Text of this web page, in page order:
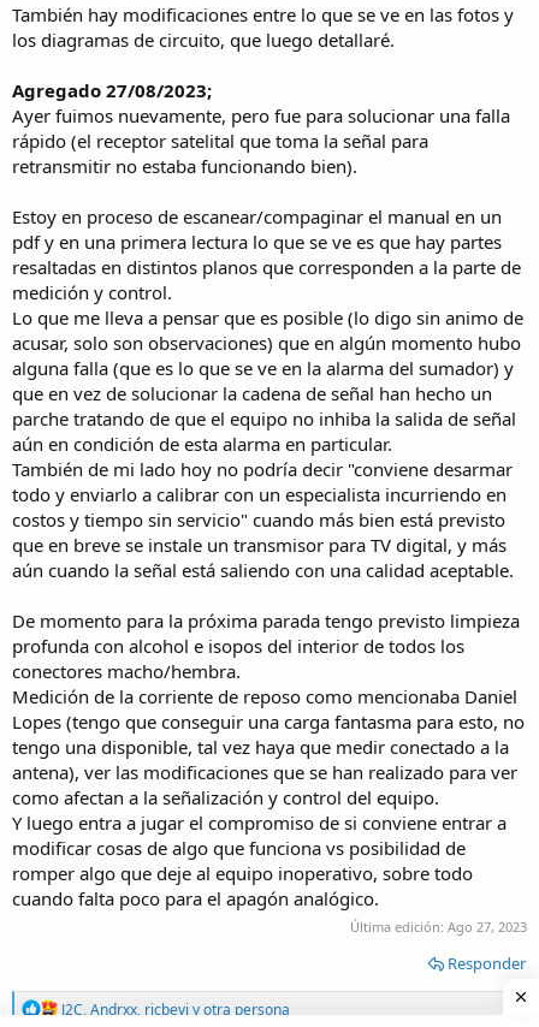
También hay modificaciones entre lo que se ve en las fotos y
los diagramas de circuito, que luego detallaré.
Agregado 27/08/2023;
Ayer fuimos nuevamente, pero fue para solucionar una falla
rápido (el receptor satelital que toma la señal para
retransmitir no estaba funcionando bien).
Estoy en proceso de escanear/compaginar el manual en un
pdf y en una primera lectura lo que se ve es que hay partes
resaltadas en distintos planos que corresponden a la parte de
medición y control.
Lo que me lleva a pensar que es posible (lo digo sin animo de
acusar, solo son observaciones) que en algún momento hubo
alguna falla (que es lo que se ve en la alarma del sumador) y
que en vez de solucionar la cadena de señal han hecho un
parche tratando de que el equipo no inhiba la salida de señal
aún en condición de esta alarma en particular.
También de mi lado hoy no podría decir "conviene desarmar
todo y enviarlo a calibrar con un especialista incurriendo en
costos y tiempo sin servicio" cuando más bien está previsto
que en breve se instale un transmisor para TV digital, y más
aún cuando la señal está saliendo con una calidad aceptable.
De momento para la próxima parada tengo previsto limpieza
profunda con alcohol e isopos del interior de todos los
conectores macho/hembra.
Medición de la corriente de reposo como mencionaba Daniel
Lopes (tengo que conseguir una carga fantasma para esto, no
tengo una disponible, tal vez haya que medir conectado a la
antena), ver las modificaciones que se han realizado para ver
como afectan a la señalización y control del equipo.
Y luego entra a jugar el compromiso de si conviene entrar a
modificar cosas de algo que funciona vs posibilidad de
romper algo que deje al equipo inoperativo, sobre todo
cuando falta poco para el apagón analógico.
Última edición: Ago 27, 2023
Responder
R
J2C,Andrxx, ricbevi y otra persona